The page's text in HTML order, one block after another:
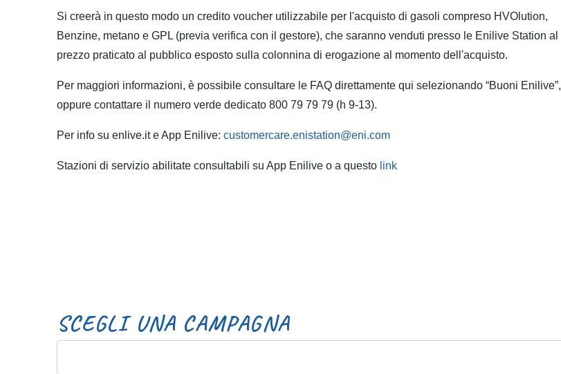
Si creerà in questo modo un credito voucher utilizzabile per l'acquisto di gasoli compreso HVOlution,
Benzine, metano e GPL (previa verifica con il gestore), che saranno venduti presso le Enilive Station al
prezzo praticato al pubblico esposto sulla colonnina di erogazione al momento dell'acquisto.
Per maggiori informazioni, è possibile consultare le FAQ direttamente qui selezionando “Buoni Enilive”,
oppure contattare il numero verde dedicato 800 79 79 79 (h 9-13).
Per info su enlive.it e App Enilive:customercare.enistation@eni.com
Stazioni di servizio abilitate consultabili su App Enilive o a questo link
SCEGLI UNA CAMPAGNA